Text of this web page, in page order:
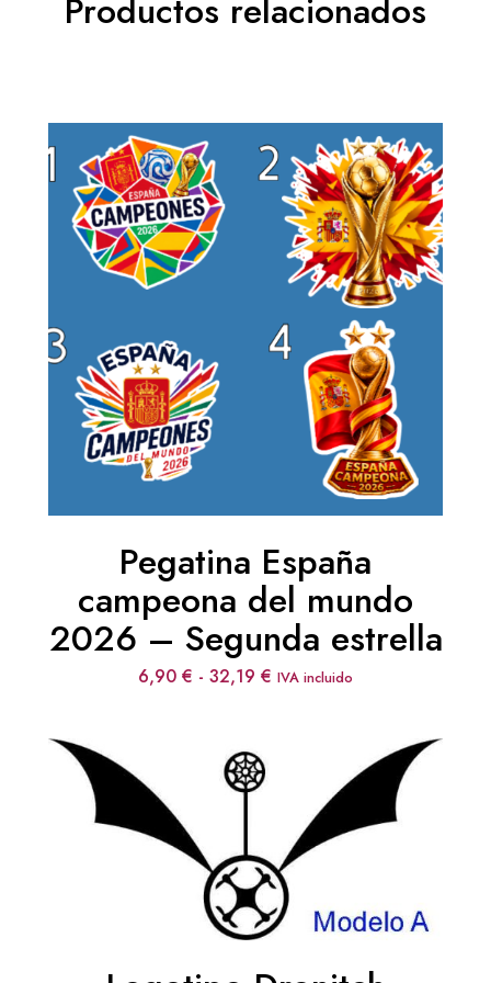
Productos relacionados
Pegatina España
campeona del mundo
2026 – Segunda estrella
6,90 € - 32,19 € Rango
32,19 €
IVA incluido